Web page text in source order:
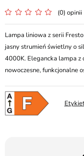
(0) opinii
Lampa liniowa z serii
jasny strumień świetlny o
4000K. Elegancka lampa
nowoczesne, funkcjonalne